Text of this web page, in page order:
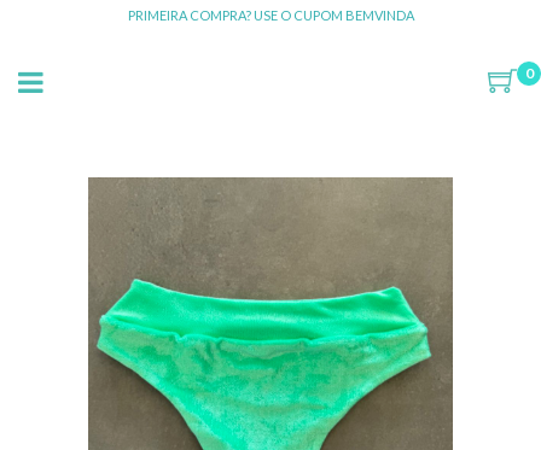
PRIMEIRA COMPRA? USE O CUPOM BEMVINDA
0